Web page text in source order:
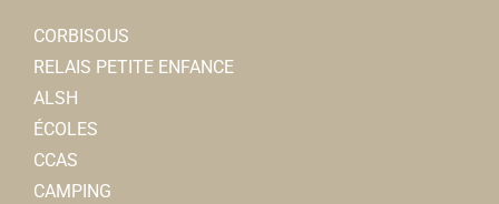
CORBISOUS
RELAIS PETITE ENFANCE
ALSH
ÉCOLES
CCAS
CAMPING